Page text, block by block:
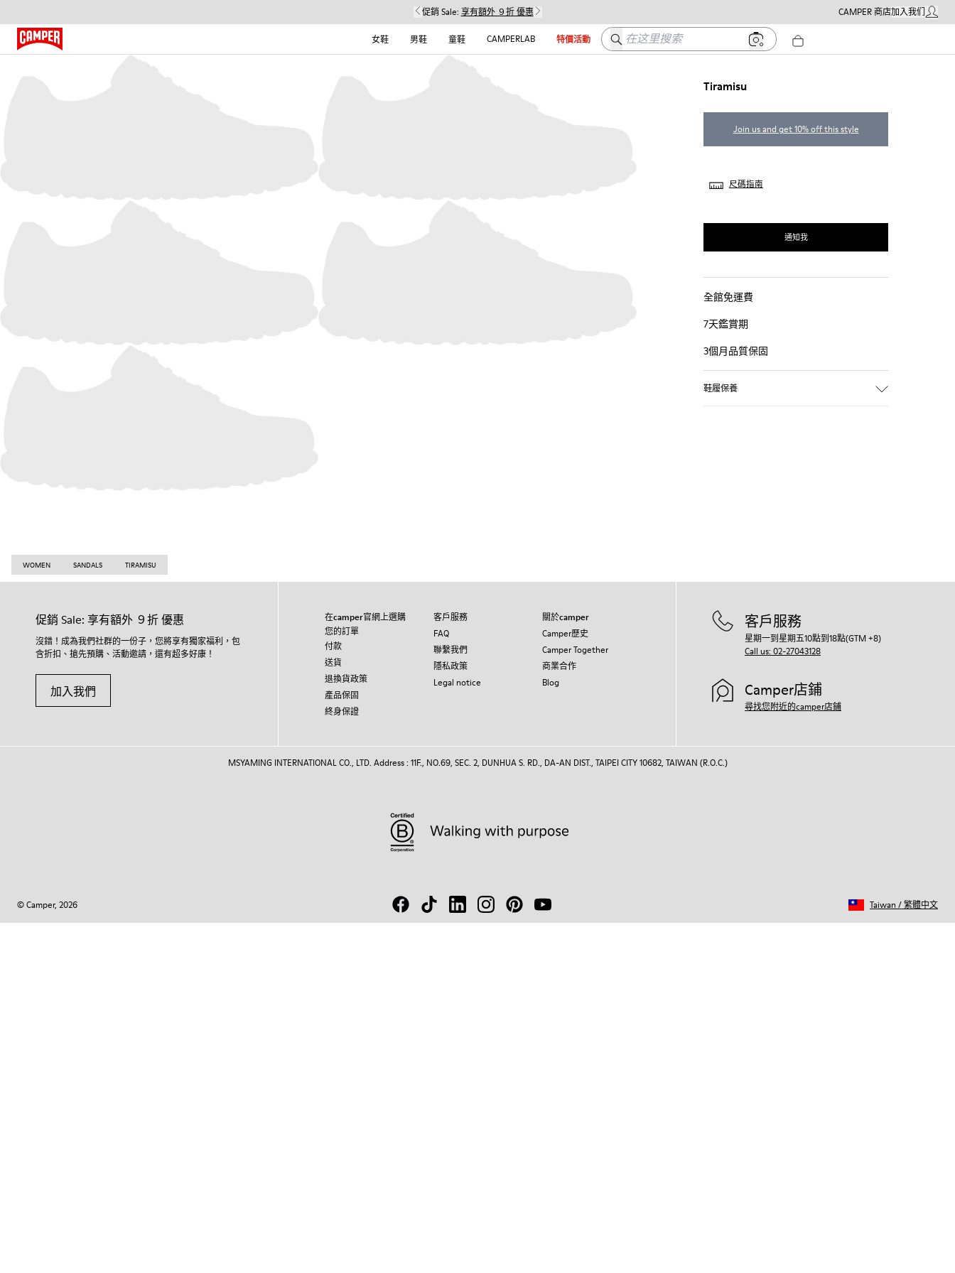
促銷 Sale: 享有額外 ９折 優惠 CAMPER 商店加入我们我的帳
女鞋
男鞋 童鞋 CAMPERLAB 特價活動 在这里搜索
Tiramisu
Join us and get 10% off this style
尺碼指南
通知我
全館免運費
7天鑑賞期
3個月品質保固
鞋履保養
WOMEN SANDALS TIRAMISU
促銷 Sale: 享有額外 ９折 優惠
沒錯！成為我們社群的一份子，您將享有獨家福利，包
含折扣、搶先預購、活動邀請，還有超多好康！
加入我們
在camper官網上選購
您的訂單
付款
送貨
退換貨政策
產品保固
終身保證
客戶服務
FAQ
聯繫我們
隱私政策
Legal notice
關於camper
Camper歷史
Camper Together
商業合作
Blog
客戶服務
星期一到星期五10點到18點(GTM +8)
Call us: 02-27043128
Camper店鋪
尋找您附近的camper店鋪
© Camper, 2026 Taiwan /繁體中文
MSYAMING INTERNATIONAL CO., LTD. Address : 11F., NO.69, SEC. 2, DUNHUA S. RD., DA-AN DIST., TAIPEI CITY 10682, TAIWAN (R.O.C.)